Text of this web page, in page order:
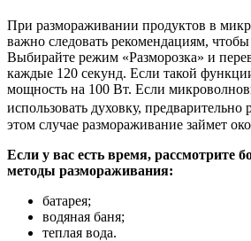
При размораживании продуктов в
важно следовать рекомендациям, чтобы
Выбирайте режим «Разморозка» и
каждые 120 секунд. Если такой
мощность на 100 Вт. Если
использовать духовку,
этом случае размораживание займет
Если у вас есть время, рассмотрите
методы размораживания:
батарея;
водяная баня;
теплая вода.